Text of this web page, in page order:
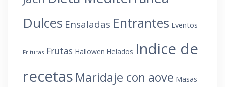
Dulces Ensaladas Entrantes Eventos
Frituras Frutas Hallowen Helados Indice de
recetas Maridaje con aove Masas